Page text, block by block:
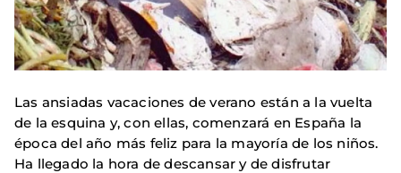
Las ansiadas vacaciones de verano están a la vuelta
de la esquina y, con ellas, comenzará en España la
época del año más feliz para la mayoría de los niños.
Ha llegado la hora de descansar y de disfrutar